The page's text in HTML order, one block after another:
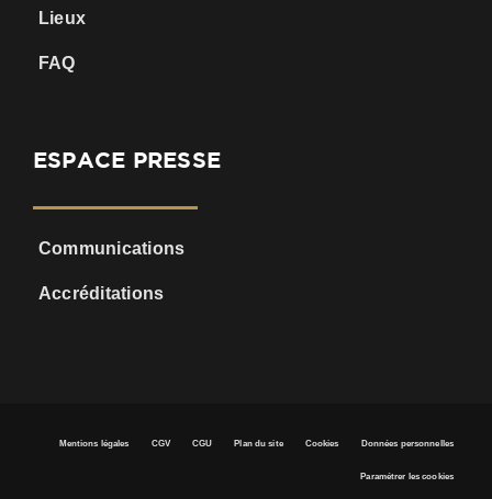
Lieux
FAQ
ESPACE PRESSE
Communications
Accréditations
Mentions légales CGV CGU Plan du site Cookies Données personnelles
Paramétrer les cookies